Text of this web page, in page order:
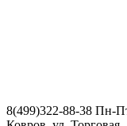
8(499)322-88-38 Пн-